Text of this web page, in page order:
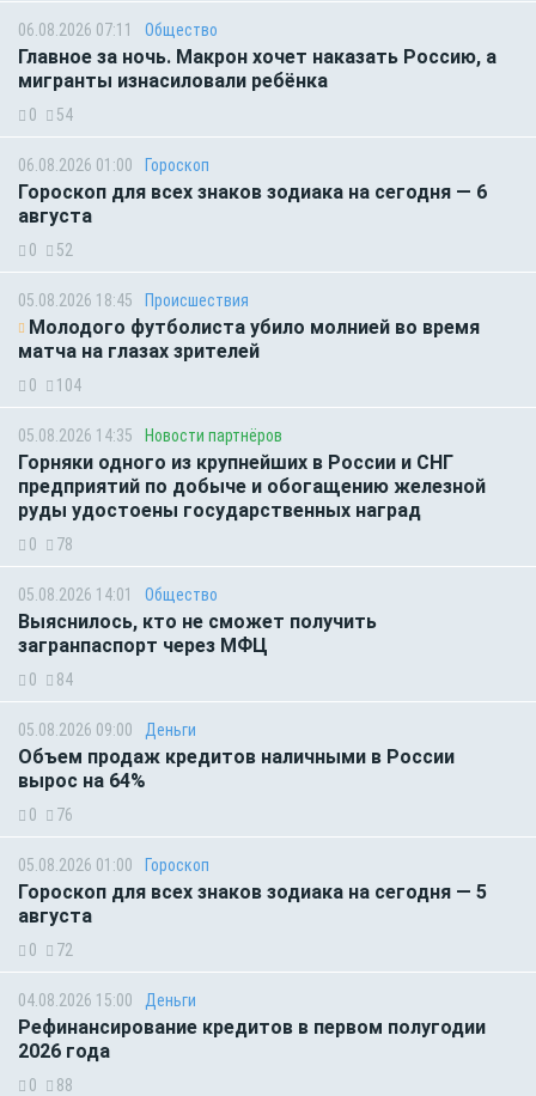
06.08.2026 07:11 Общество
Главное за ночь. Макрон хочет наказать Россию, а
мигранты изнасиловали ребёнка
0 54
06.08.2026 01:00 Гороскоп
Гороскоп для всех знаков зодиака на сегодня — 6
августа
0 52
05.08.2026 18:45 Происшествия
Молодого футболиста убило молнией во время
матча на глазах зрителей
0 104
05.08.2026 14:35 Новости партнёров
Горняки одного из крупнейших в России и СНГ
предприятий по добыче и обогащению железной
руды удостоены государственных наград
0 78
05.08.2026 14:01 Общество
Выяснилось, кто не сможет получить
загранпаспорт через МФЦ
0 84
05.08.2026 09:00 Деньги
Объем продаж кредитов наличными в России
вырос на 64%
0 76
05.08.2026 01:00 Гороскоп
Гороскоп для всех знаков зодиака на сегодня — 5
августа
0 72
04.08.2026 15:00 Деньги
Рефинансирование кредитов в первом полугодии
2026 года
0 88